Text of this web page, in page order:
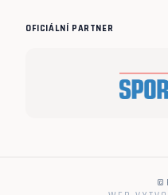
OFICIÁLNÍ PARTNER
©